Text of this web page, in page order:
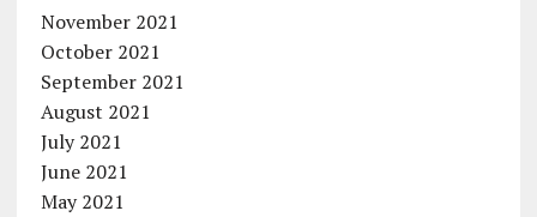
November 2021
October 2021
September 2021
August 2021
July 2021
June 2021
May 2021